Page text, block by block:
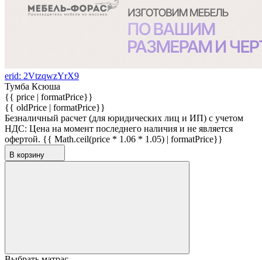
erid: 2VtzqwzYrX9
Тумба Ксюша
{{ price | formatPrice}}
{{ oldPrice | formatPrice}}
Безналичный расчет (для юридических лиц и ИП) с учетом
НДС: Цена на момент последнего наличия и не является
офертой. {{ Math.ceil(price * 1.06 * 1.05) | formatPrice}}
В корзину